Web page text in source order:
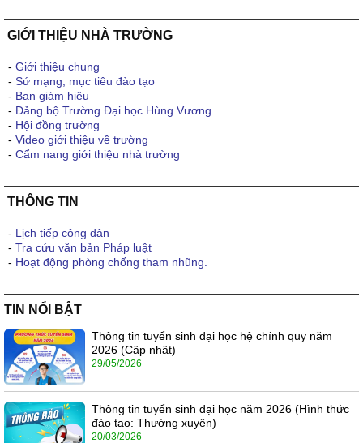
GIỚI THIỆU NHÀ TRƯỜNG
- Giới thiệu chung
- Sứ mạng, mục tiêu đào tạo
- Ban giám hiệu
- Đảng bộ Trường Đại học Hùng Vương
- Hội đồng trường
- Video giới thiệu về trường
- Cẩm nang giới thiệu nhà trường
THÔNG TIN
- Lịch tiếp công dân
- Tra cứu văn bản Pháp luật
- Hoạt động phòng chống tham nhũng.
TIN NỔI BẬT
Thông tin tuyển sinh đại học hệ chính quy năm
2026 (Cập nhật)
29/05/2026
Thông tin tuyển sinh đại học năm 2026 (Hình thức
đào tạo: Thường xuyên)
20/03/2026